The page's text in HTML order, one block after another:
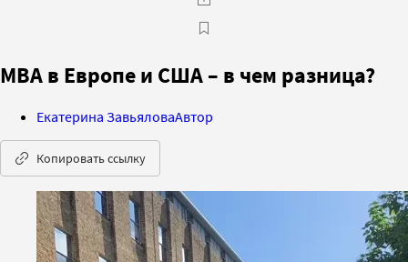
MBA в Европе и США – в чем разница?
Екатерина ЗавьяловаАвтор
Копировать ссылку